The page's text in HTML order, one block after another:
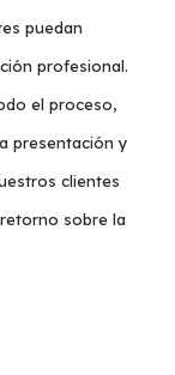
puedan
profesional.
el proceso,
presentación y
clientes
sobre la